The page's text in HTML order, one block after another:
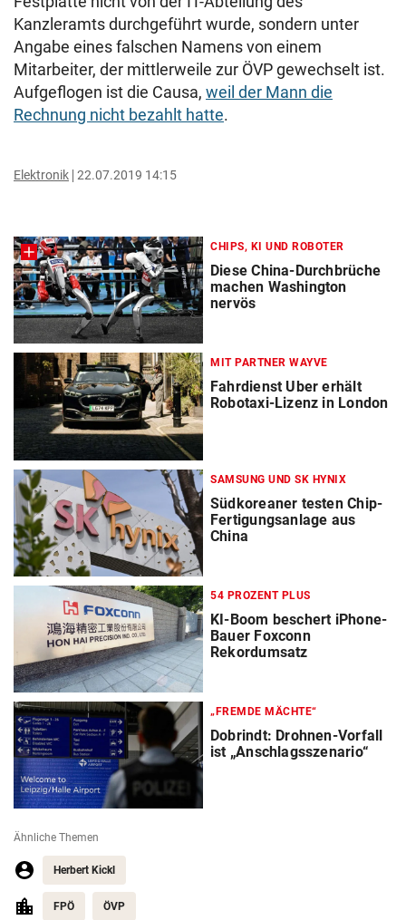
Kanzleramts durchgeführt wurde, sondern unter
Angabe eines falschen Namens von einem
Mitarbeiter, der mittlerweile zur ÖVP gewechselt ist.
Aufgeflogen ist die Causa, weil der Mann die
Rechnung nicht bezahlt hatte.
Elektronik 22.07.2019 14:15
CHIPS, KI UND ROBOTER
Diese China-Durchbrüche
machen Washington
nervös
MIT PARTNER WAYVE
Fahrdienst Uber erhält
Robotaxi-Lizenz in London
SAMSUNG UND SK HYNIX
Südkoreaner testen Chip-
Fertigungsanlage aus
China
54 PROZENT PLUS
KI-Boom beschert iPhone-
Bauer Foxconn
Rekordumsatz
„FREMDE MÄCHTE“
Dobrindt: Drohnen-Vorfall
ist „Anschlagsszenario“
Ähnliche Themen
Herbert Kickl
FPÖ ÖVP